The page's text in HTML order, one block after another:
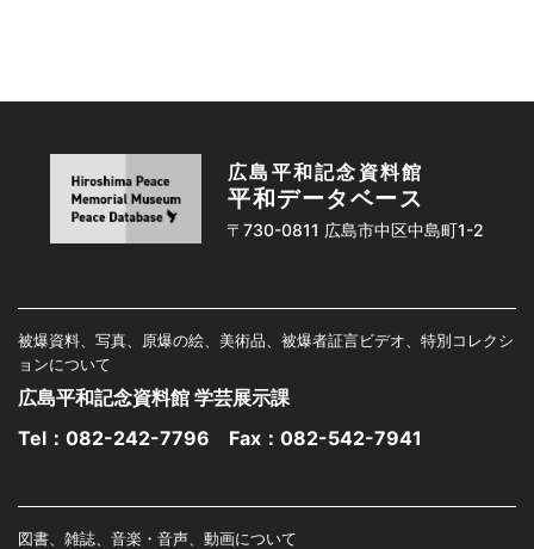
広島平和記念資料館
平和データベース
〒730-0811 広島市中区中島町1-2
被爆資料、写真、原爆の絵、美術品、被爆者証言ビデオ、特別コレクシ
ョンについて
広島平和記念資料館 学芸展示課
Tel： 082-242-7796 Fax：082-542-7941
図書、雑誌、音楽・音声、動画について